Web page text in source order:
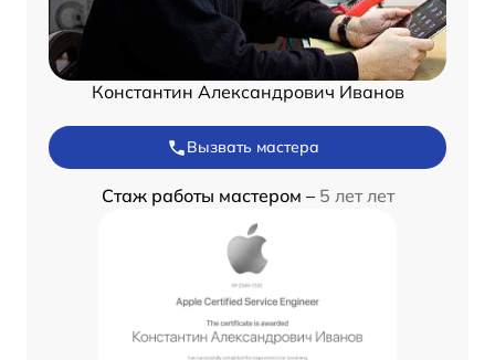
Константин Александрович Иванов
Вызвать мастера
Стаж работы мастером – 5 лет лет